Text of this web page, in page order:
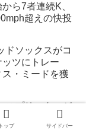
ら7者連続K、
超えの快投
ドソックスがコ
ツにトレー
ス・ミードを獲
スプリッターが
る！２連続の
打
トップ サイドバー